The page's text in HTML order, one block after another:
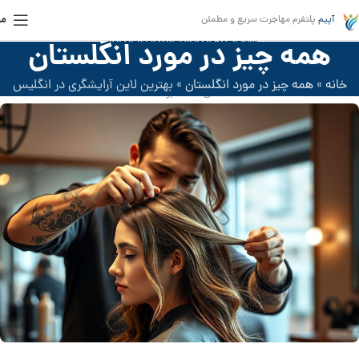
آپیم پلتفرم مهاجرت سریع و مطمئن
همه چیز در مورد انگلستان
خانه »همه چیز در مورد انگلستان » بهترین لاین آرایشگری در انگلیس
مهاجرت به انگلیس,ویزای کار انگلیس
بهترین لاین آرایشگری در انگلیس
فعال دسامبر 2024